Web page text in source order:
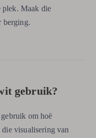
Maak die
berging.
gebruik?
om hoë
visualisering van